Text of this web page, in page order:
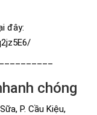
đây:
chóng
P. Cầu Kiệu,